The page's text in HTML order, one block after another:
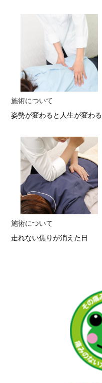
施術について
姿勢が変わると人生が変わる
施術について
走れない焦りが消えた日